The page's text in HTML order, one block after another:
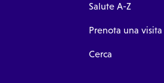
Salute A-Z
Prenota una visita
Cerca